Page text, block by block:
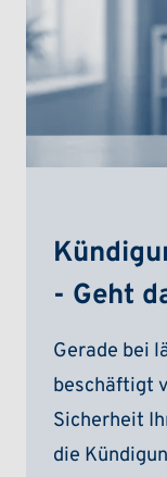
- Geht
Gerade bei
beschäftigt
Sicherheit
die